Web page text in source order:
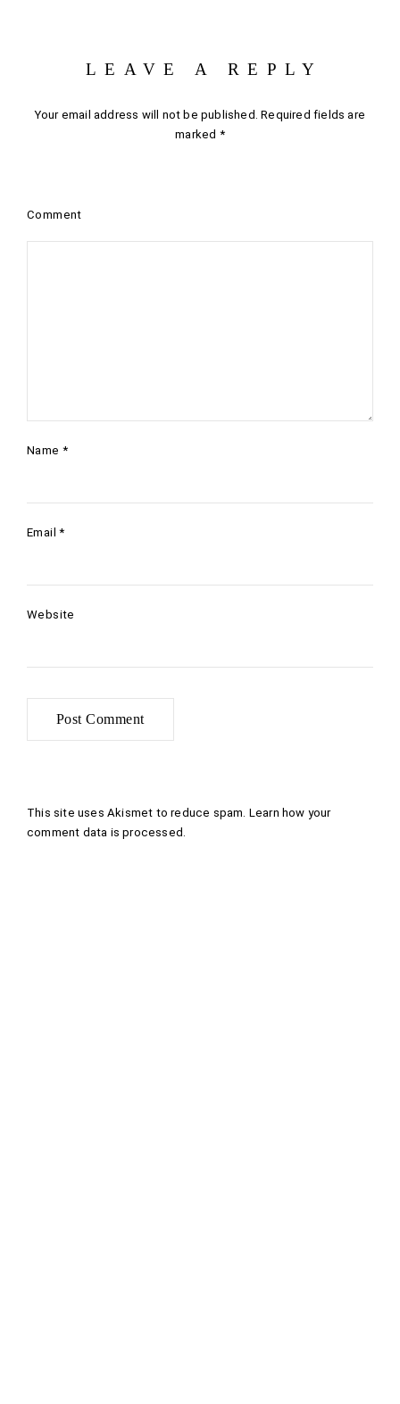
LEAVE A REPLY
Your email address will not be published. Required fields are
marked *
Comment
Name *
Email*
Website
This site uses Akismet to reduce spam. Learn how your
comment data is processed